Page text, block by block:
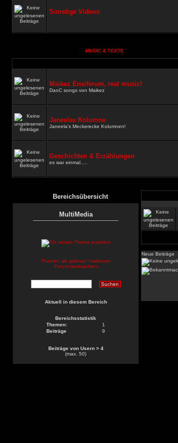
Sonstige Videos
MUSIC & TEXTE
Maikez Ensiferum, real music!
DaoC songs von Maikez
Janeelas Kolumne
Janeela's Meckerecke Kolumnen!
Geschichten & Erzählungen
es war einmal.....
Bereichsübersicht
MultiMedia
Themen als gelesen markieren
Forum beobachten
Aktuell in diesem Bereich
Bereichsstatistik
Themen:
1
Beiträge
9
Beiträge von Usern > 4
(max. 50)
Neue Beiträge